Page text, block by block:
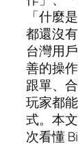
「什麼
都還沒
台灣用
善的操
跟單、
玩家都
式。本
次看懂